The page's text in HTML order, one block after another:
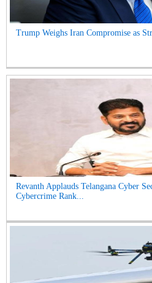
Trump Weighs Iran Compromise as
Revanth Applauds Telangana Cyber
Cybercrime Rank...